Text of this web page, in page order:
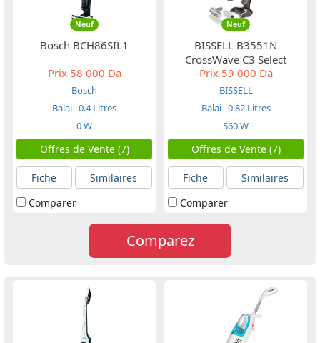
Neuf
Bosch BCH86SIL1
Prix58 000 Da
Bosch
Balai 0.4 Litres
0 W
Offres de Vente (7)
Fiche
Similaires
Comparer
Neuf
BISSELL B3551N
CrossWave C3 Select
Prix59 000 Da
BISSELL
Balai 0.82 Litres
560 W
Offres de Vente (7)
Fiche
Similaires
Comparer
Comparez